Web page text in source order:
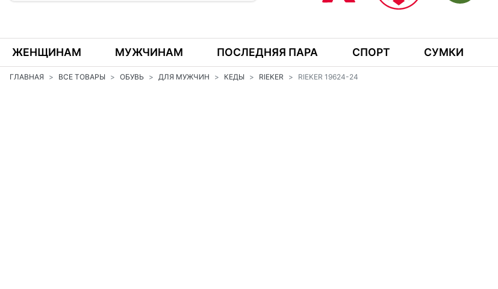
ЖЕНЩИНАМ МУЖЧИНАМ ПОСЛЕДНЯЯ ПАРА СПОРТ СУМКИ
ГЛАВНАЯ ВСЕ ТОВАРЫ ОБУВЬ ДЛЯ МУЖЧИН КЕДЫ RIEKER RIEKER 19624-24